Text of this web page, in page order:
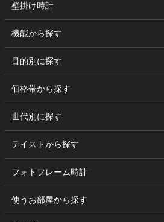
壁掛け時計
機能から探す
目的別に探す
価格帯から探す
世代別に探す
テイストから探す
フォトフレーム時計
使うお部屋から探す